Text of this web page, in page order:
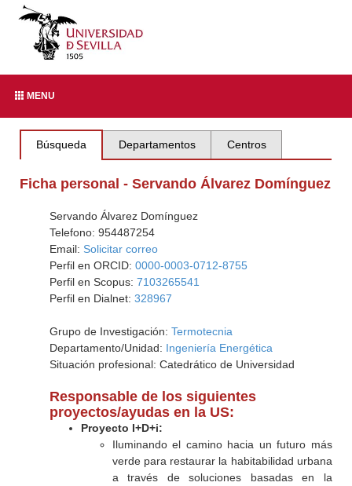
MENU
Búsqueda Departamentos Centros
Ficha personal - Servando Álvarez Domínguez
Servando Álvarez Domínguez
Telefono: 954487254
Email: Solicitar correo
Perfil en ORCID: 0000-0003-0712-8755
Perfil en Scopus: 7103265541
Perfil en Dialnet: 328967
Grupo de Investigación: Termotecnia
Departamento/Unidad: Ingeniería Energética
Situación profesional: Catedrático de Universidad
Responsable de los siguientes
proyectos/ayudas en la US:
Proyecto I+D+i:
Iluminando el camino hacia un futuro más
verde para restaurar la habitabilidad urbana
a través de soluciones basadas en la